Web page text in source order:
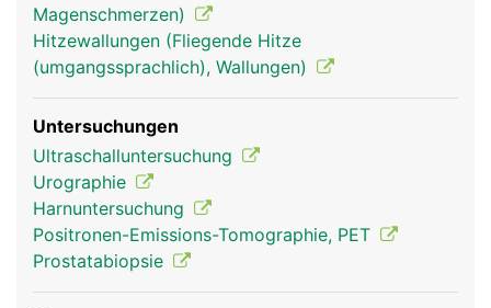
Magenschmerzen)
Hitzewallungen (Fliegende Hitze
(umgangssprachlich), Wallungen)
Untersuchungen
Ultraschalluntersuchung
Urographie
Harnuntersuchung
Positronen-Emissions-Tomographie, PET
Prostatabiopsie